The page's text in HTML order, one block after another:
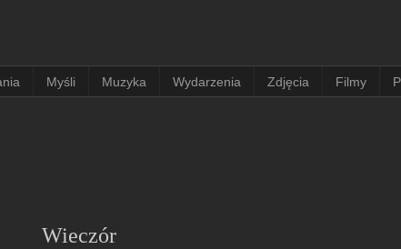
Myśli Muzyka Wydarzenia Zdjęcia Filmy
Wieczór